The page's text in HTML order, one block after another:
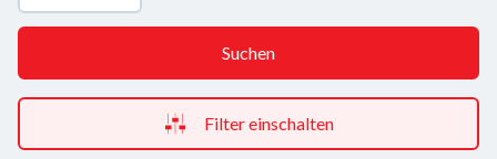
Suchen
Filter einschalten